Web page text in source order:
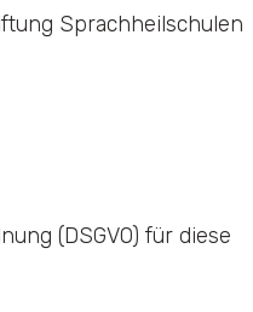
Sprachheilschulen
(DSGVO) für diese